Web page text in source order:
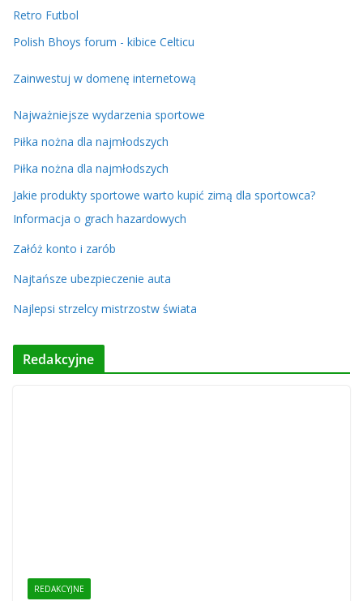
Retro Futbol
Polish Bhoys forum - kibice Celticu
Zainwestuj w domenę internetową
Najważniejsze wydarzenia sportowe
Piłka nożna dla najmłodszych
Piłka nożna dla najmłodszych
Jakie produkty sportowe warto kupić zimą dla sportowca?
Informacja o grach hazardowych
Załóż konto i zarób
Najtańsze ubezpieczenie auta
Najlepsi strzelcy mistrzostw świata
Redakcyjne
REDAKCYJNE